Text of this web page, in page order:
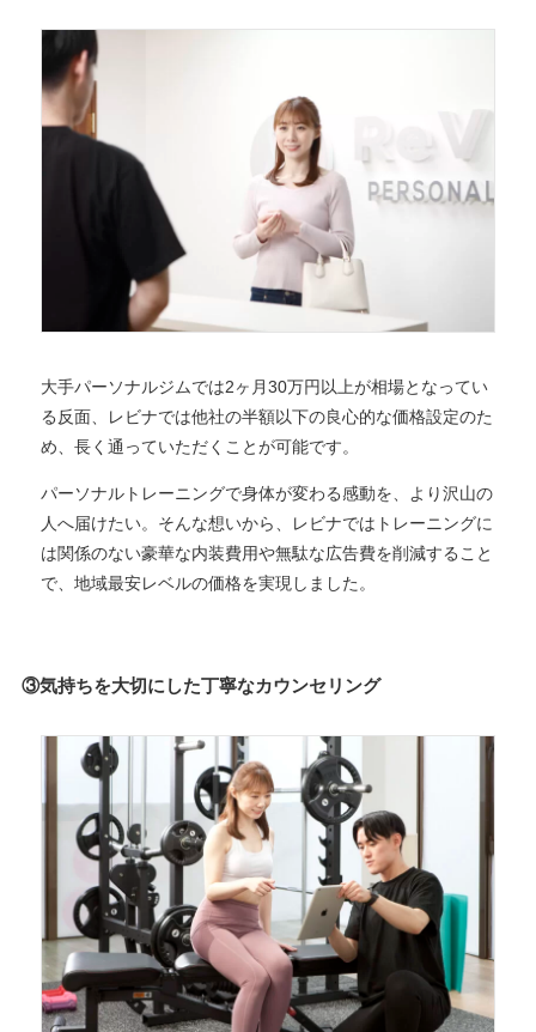
大手パーソナルジムでは2ヶ月30万円以上が相場となってい
る反面、レビナでは他社の半額以下の良心的な価格設定のた
め、長く通っていただくことが可能です。
パーソナルトレーニングで身体が変わる感動を、より沢山の
人へ届けたい。そんな想いから、レビナではトレーニングに
は関係のない豪華な内装費用や無駄な広告費を削減すること
で、地域最安レベルの価格を実現しました。
③気持ちを大切にした丁寧なカウンセリング